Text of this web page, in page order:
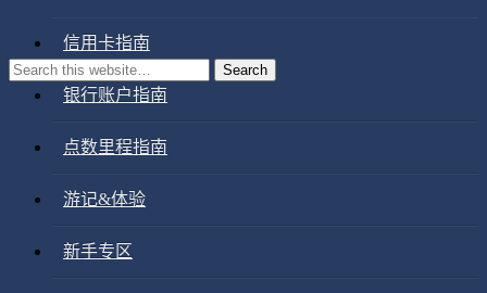
信用卡指南
银行账户指南
点数里程指南
游记&体验
新手专区